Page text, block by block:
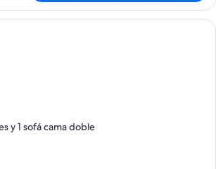
Suite Village | Ropa de cama de alta
y 1 sofá cama doble